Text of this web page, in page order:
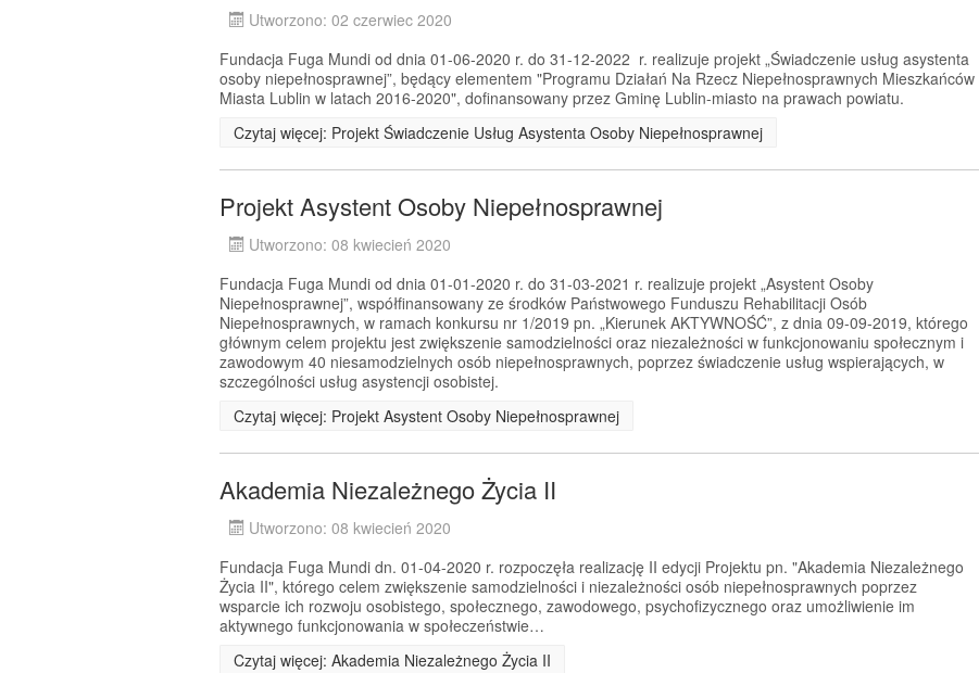
Utworzono: 02 czerwiec 2020
Fundacja Fuga Mundi od dnia 01-06-2020 r. do 31-12-2022 r. realizuje projekt „Świadczenie usług asystenta
osoby niepełnosprawnej”, będący elementem "Programu Działań Na Rzecz Niepełnosprawnych Mieszkańców
Miasta Lublin w latach 2016-2020", dofinansowany przez Gminę Lublin-miasto na prawach powiatu.
Czytaj więcej: Projekt Świadczenie Usług Asystenta Osoby Niepełnosprawnej
Projekt Asystent Osoby Niepełnosprawnej
Utworzono: 08 kwiecień 2020
Fundacja Fuga Mundi od dnia 01-01-2020 r. do 31-03-2021 r. realizuje projekt „Asystent Osoby
Niepełnosprawnej”, współfinansowany ze środków Państwowego Funduszu Rehabilitacji Osób
Niepełnosprawnych, w ramach konkursu nr 1/2019 pn. „Kierunek AKTYWNOŚĆ”, z dnia 09-09-2019, którego
głównym celem projektu jest zwiększenie samodzielności oraz niezależności w funkcjonowaniu społecznym i
zawodowym 40 niesamodzielnych osób niepełnosprawnych, poprzez świadczenie usług wspierających, w
szczególności usług asystencji osobistej.
Czytaj więcej: Projekt Asystent Osoby Niepełnosprawnej
Akademia Niezależnego Życia II
Utworzono: 08 kwiecień 2020
Fundacja Fuga Mundi dn. 01-04-2020 r. rozpoczęła realizację II edycji Projektu pn. "Akademia Niezależnego
Życia II", którego celem zwiększenie samodzielności i niezależności osób niepełnosprawnych poprzez
wsparcie ich rozwoju osobistego, społecznego, zawodowego, psychofizycznego oraz umożliwienie im
aktywnego funkcjonowania w społeczeństwie…
Czytaj więcej: Akademia Niezależnego Życia II